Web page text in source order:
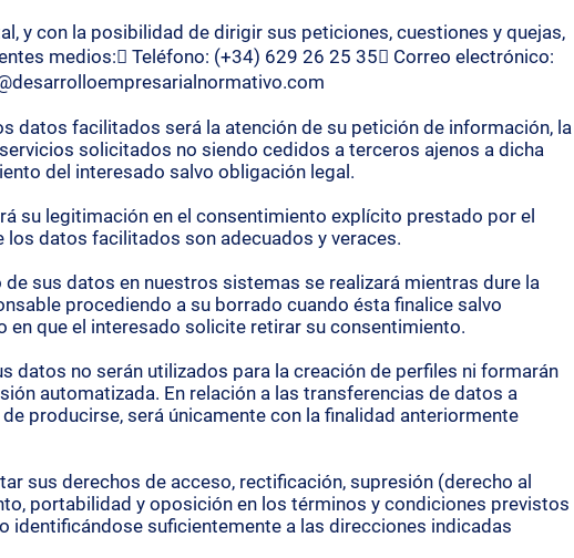
y con la posibilidad de dirigir sus peticiones, cuestiones y quejas,
medios: Teléfono: (+34) 629 26 25 35 Correo electrónico:
datos facilitados será la atención de su petición de información, la
solicitados no siendo cedidos a terceros ajenos a dicha
del interesado salvo obligación legal.
su legitimación en el consentimiento explícito prestado por el
los datos facilitados son adecuados y veraces.
sus datos en nuestros sistemas se realizará mientras dure la
procediendo a su borrado cuando ésta finalice salvo
en que el interesado solicite retirar su consentimiento.
datos no serán utilizados para la creación de perfiles ni formarán
automatizada. En relación a las transferencias de datos a
producirse, será únicamente con la finalidad anteriormente
sus derechos de acceso, rectificación, supresión (derecho al
portabilidad y oposición en los términos y condiciones previstos
identificándose suficientemente a las direcciones indicadas